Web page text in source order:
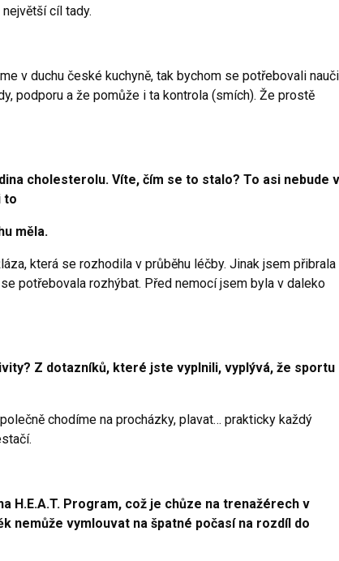
cíl tady.
v duchu české kuchyně, tak bychom se potřebovali
podporu a že pomůže i ta kontrola (smích). Že prostě
cholesterolu. Víte, čím se to stalo? To asi nebude v
to
měla.
která se rozhodila v průběhu léčby. Jinak jsem přibrala
potřebovala rozhýbat. Před nemocí jsem byla v daleko
Z dotazníků, které jste vyplnili, vyplývá, že sportu
chodíme na procházky, plavat… prakticky každý
H.E.A.T. Program, což je chůze na trenažérech v
nemůže vymlouvat na špatné počasí na rozdíl do